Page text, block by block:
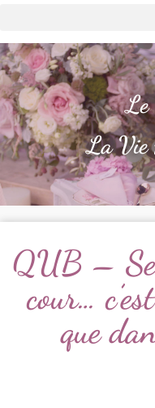
Le
La Vie
QUB –
cour…
que